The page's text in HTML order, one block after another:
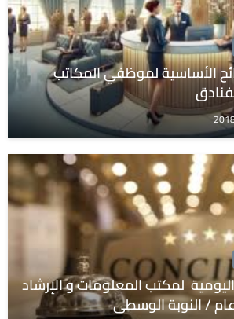
الأساسية لموظفي المكاتب
لمكتب المعلومات و الإرشاد
/ النوبة الوسطى